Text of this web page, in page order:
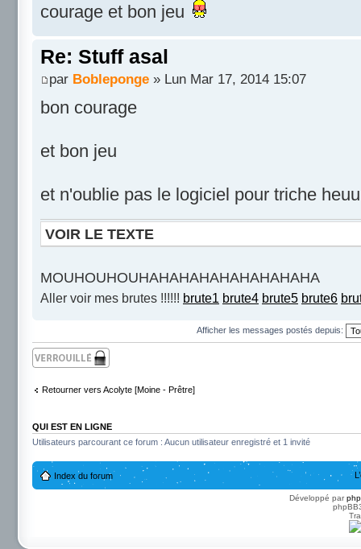
courage et bon jeu
Re: Stuff asal
par Bobleponge » Lun Mar 17, 2014 15:07
bon courage
et bon jeu
et n'oublie pas le logiciel pour triche
VOIR LE TEXTE
MOUHOUHOUHAHAHAHAHAHAHAHAHA
Aller voir mes brutes !!!!!! brute1 brute4 brute5 brute6
Afficher les messages postés depuis:
Sujet verrouillé
Retourner vers Acolyte [Moine - Prêtre]
QUI EST EN LIGNE
Utilisateurs parcourant ce forum : Aucun utilisateur enregistré et 1 invité
Index du forum
Développé par